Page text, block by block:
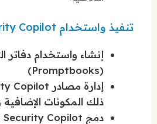
تنفيذ واستخدام Microsoft Security Copilot
إنشاء واستخدام دفاتر
(Promptbooks)
ذلك المكونات الإضافية